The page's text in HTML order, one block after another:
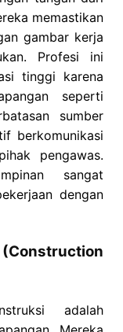
memastikan
gambar kerja
Profesi ini
tinggi karena
seperti
sumber
berkomunikasi
pengawas.
sangat
dengan
adalah